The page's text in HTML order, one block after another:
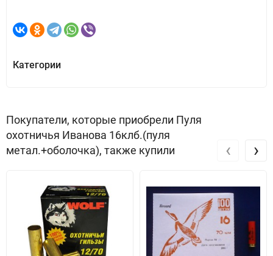
Категории
Покупатели, которые приобрели Пуля
охотничья Иванова 16клб.(пуля
метал.+оболочка), также купили
‹ ›